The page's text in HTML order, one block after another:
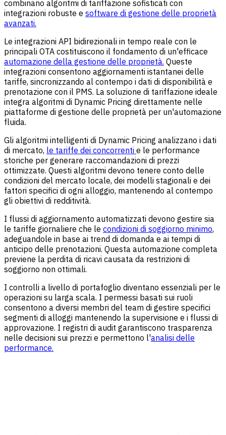
combinano algoritmi di tariffazione sofisticati con
integrazioni robuste e software di gestione delle proprietà
avanzati.
Le integrazioni API bidirezionali in tempo reale con le
principali OTA costituiscono il fondamento di un'efficace
automazione della gestione delle proprietà. Queste
integrazioni consentono aggiornamenti istantanei delle
tariffe, sincronizzando al contempo i dati di disponibilità e
prenotazione con il PMS. La soluzione di tariffazione ideale
integra algoritmi di Dynamic Pricing direttamente nelle
piattaforme di gestione delle proprietà per un'automazione
fluida.
Gli algoritmi intelligenti di Dynamic Pricing analizzano i dati
di mercato, le tariffe dei concorrenti e le performance
storiche per generare raccomandazioni di prezzi
ottimizzate. Questi algoritmi devono tenere conto delle
condizioni del mercato locale, dei modelli stagionali e dei
fattori specifici di ogni alloggio, mantenendo al contempo
gli obiettivi di redditività.
I flussi di aggiornamento automatizzati devono gestire sia
le tariffe giornaliere che le condizioni di soggiorno minimo,
adeguandole in base ai trend di domanda e ai tempi di
anticipo delle prenotazioni. Questa automazione completa
previene la perdita di ricavi causata da restrizioni di
soggiorno non ottimali.
I controlli a livello di portafoglio diventano essenziali per le
operazioni su larga scala. I permessi basati sui ruoli
consentono a diversi membri del team di gestire specifici
segmenti di alloggi mantenendo la supervisione e i flussi di
approvazione. I registri di audit garantiscono trasparenza
nelle decisioni sui prezzi e permettono l'analisi delle
performance.